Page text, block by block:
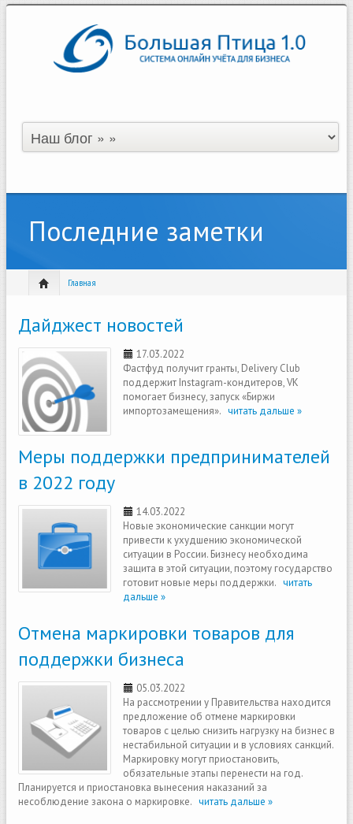
Последние заметки
Главная
Дайджест новостей
17.03.2022
Фастфуд получит гранты, Delivery Club
поддержит Instagram-кондитеров, VK
помогает бизнесу, запуск «Биржи
импортозамещения». читать дальше »
Меры поддержки предпринимателей
в 2022 году
14.03.2022
Новые экономические санкции могут
привести к ухудшению экономической
ситуации в России. Бизнесу необходима
защита в этой ситуации, поэтому государство
готовит новые меры поддержки. читать
дальше »
Отмена маркировки товаров для
поддержки бизнеса
05.03.2022
На рассмотрении у Правительства находится
предложение об отмене маркировки
товаров с целью снизить нагрузку на бизнес в
нестабильной ситуации и в условиях санкций.
Маркировку могут приостановить,
обязательные этапы перенести на год.
Планируется и приостановка вынесения наказаний за
несоблюдение закона о маркировке. читать дальше »